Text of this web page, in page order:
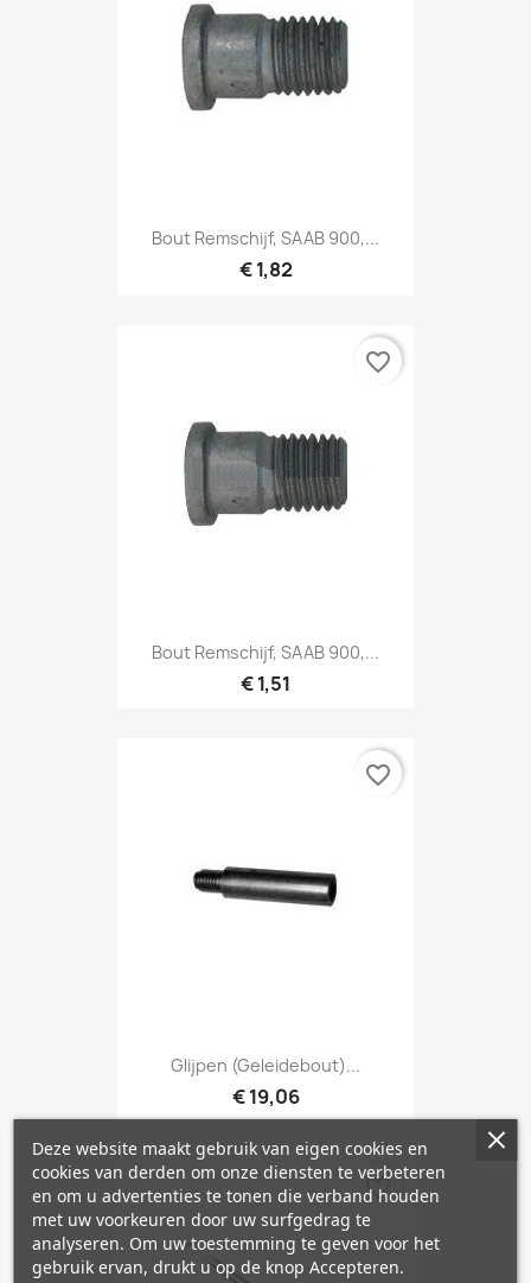
Bout Remschijf, SAAB 900,...
€ 1,82
Bout Remschijf, SAAB 900,...
€ 1,51
favorite_border
Glijpen (geleidebout)...
€ 19,06
favorite_border
favorite_border
Deze website maakt gebruik van eigen cookies en
cookies van derden om onze diensten te verbeteren
en om u advertenties te tonen die verband houden
met uw voorkeuren door uw surfgedrag te
analyseren. Om uw toestemming te geven voor het
gebruik ervan, drukt u op de knop Accepteren.